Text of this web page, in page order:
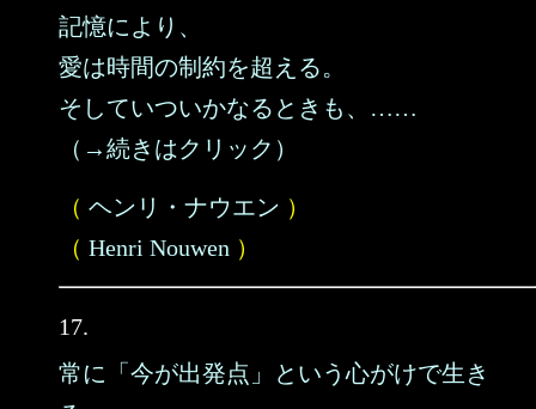
記憶により、
愛は時間の制約を超える。
そしていついかなるときも、……
（→続きはクリック）
（ ヘンリ・ナウエン ）
（ Henri Nouwen ）
17.
常に「今が出発点」という心がけで生き